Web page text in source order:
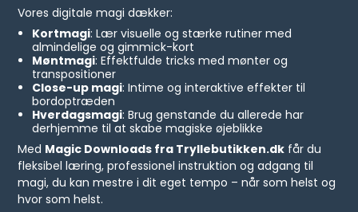
Vores digitale magi dækker:
Kortmagi: Lær visuelle og stærke rutiner med
almindelige og gimmick-kort
Møntmagi: Effektfulde tricks med mønter og
transpositioner
Close-up magi: Intime og interaktive effekter til
bordoptræden
Hverdagsmagi: Brug genstande du allerede har
derhjemme til at skabe magiske øjeblikke
Med Magic Downloads fra Tryllebutikken.dk får du
fleksibel læring, professionel instruktion og adgang til
magi, du kan mestre i dit eget tempo – når som helst og
hvor som helst.